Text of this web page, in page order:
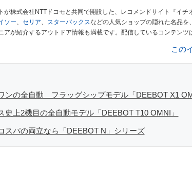
が株式会社NTTドコモと共同で開設した、レコメンドサイト『イチ
ソー、 セリア、 スターバックスなどの人気ショップの隠れた名品を
アが紹介するアウトドア情報も満載です。配信しているコンテンツ
この
ンの全自動 フラッグシップモデル「DEEBOT X1
史上2機目の全自動モデル「DEEBOT T10 OMNI」
スパの両立なら「DEEBOT N」シリーズ